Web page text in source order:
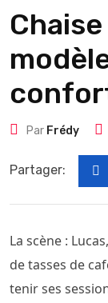
Par Frédy
Partager:
La scène :
de tasses de
tenir ses